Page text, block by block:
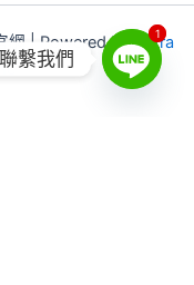
網 | Powered byAstra
聯繫我們
11